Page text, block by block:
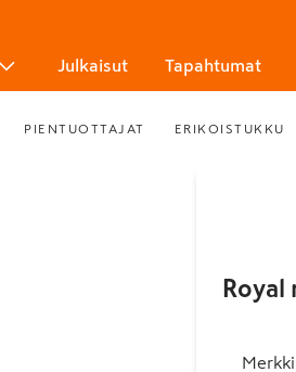
Julkaisut Tapahtumat
PIENTUOTTAJAT ERIKOISTUKKU
Merkki